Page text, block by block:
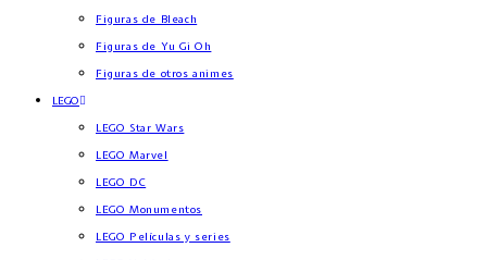
Figuras de Bleach
Figuras de Yu Gi Oh
Figuras de otros animes
LEGO
LEGO Star Wars
LEGO Marvel
LEGO DC
LEGO Monumentos
LEGO Películas y series